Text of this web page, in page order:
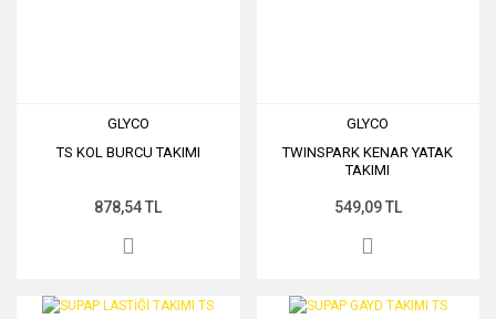
GLYCO
TS KOL BURCU TAKIMI
878,54 TL
GLYCO
TWINSPARK KENAR YATAK
TAKIMI
549,09 TL